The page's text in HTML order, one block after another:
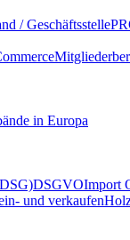
/ Geschäftsstelle
in Europa
DSGVOImport
und verkaufen